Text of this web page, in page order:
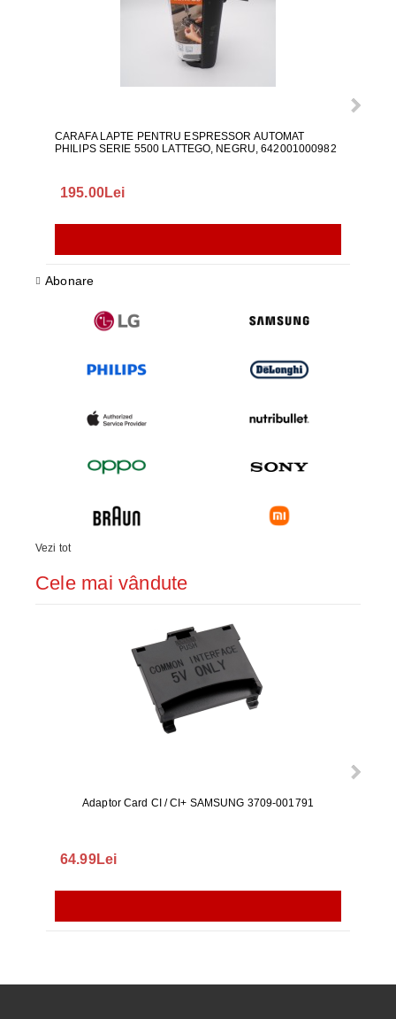
CARAFA LAPTE PENTRU ESPRESSOR AUTOMAT
PHILIPS SERIE 5500 LATTEGO, NEGRU, 642001000982
195.00Lei
Abonare
Vezi tot
Cele mai vândute
Adaptor Card CI / CI+ SAMSUNG 3709-001791
64.99Lei